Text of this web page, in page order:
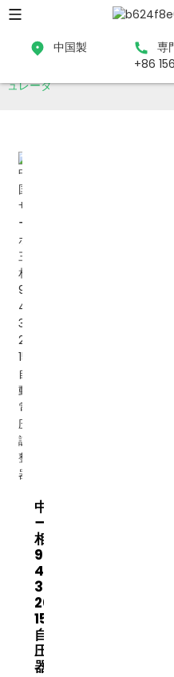
中国製
専
+86
電圧安定装置
ュレータ
中国サ
ーボ三
相
90kva
45kva
30kva
20kva
15kva
自動電
圧調整
器...